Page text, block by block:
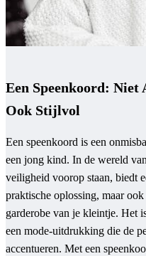
Een Speenkoord:
Ook Stijlvol
Een speenkoord is een
een jong kind. In de wereld
veiligheid voorop staan, biedt
praktische oplossing, maar
garderobe van je kleintje. Het
een mode-uitdrukking die de
accentueren. Met een